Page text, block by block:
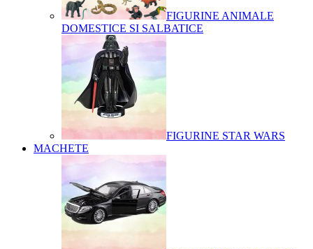
FIGURINE ANIMALE
DOMESTICE SI SALBATICE
FIGURINE STAR WARS
MACHETE